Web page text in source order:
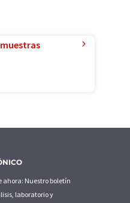
ahora: Nuestro boletín
laboratorio y